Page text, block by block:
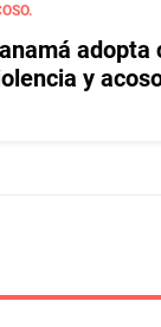
adopta
y